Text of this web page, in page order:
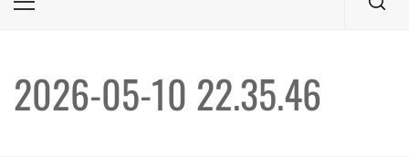
Primary
2026-05-10 22.35.46